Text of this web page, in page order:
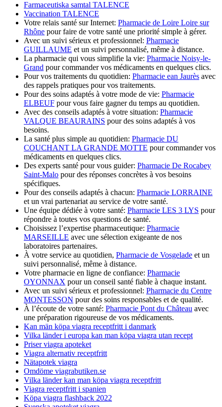
Farmaceutiska samtal TALENCE
Vaccination TALENCE
Votre relais santé sur Internet: Pharmacie de Loire Loire sur
Rhône pour faire de votre santé une priorité simple à gérer.
Avec un suivi sérieux et professionnel: Pharmacie
GUILLAUME et un suivi personnalisé, même à distance.
La pharmacie qui vous simplifie la vie: Pharmacie Noisy-le-
Grand pour commander vos médicaments en quelques clics.
Pour vos traitements du quotidien: Pharmacie ean Jaurès avec
des rappels pratiques pour vos traitements.
Pour des soins adaptés à votre mode de vie: Pharmacie
ELBEUF pour vous faire gagner du temps au quotidien.
Avec des conseils adaptés à votre situation: Pharmacie
VALQUE BEAURAINS pour des soins adaptés à vos
besoins.
La santé plus simple au quotidien: Pharmacie DU
COUCHANT LA GRANDE MOTTE pour commander vos
médicaments en quelques clics.
Des experts santé pour vous guider: Pharmacie De Rocabey
Saint-Malo pour des réponses concrètes à vos besoins
spécifiques.
Pour des conseils adaptés à chacun: Pharmacie LORRAINE
et un vrai partenariat au service de votre santé.
Une équipe dédiée à votre santé: Pharmacie LES 3 LYS pour
répondre à toutes vos questions de santé.
Choisissez l’expertise pharmaceutique: Pharmacie
MARSEILLE avec une sélection exigeante de nos
laboratoires partenaires.
À votre service au quotidien, Pharmacie de Vosgelade et un
suivi personnalisé, même à distance.
Votre pharmacie en ligne de confiance: Pharmacie
OYONNAX pour un conseil santé fiable à chaque instant.
Avec un suivi sérieux et professionnel: Pharmacie du Centre
MONTESSON pour des soins responsables et de qualité.
À l’écoute de votre santé: Pharmacie Pont du Château avec
une préparation rigoureuse de vos médicaments.
Kan män köpa viagra receptfritt i danmark
Vilka länder i europa kan man köpa viagra utan recept
Priser viagra apoteket
Viagra alternativ receptfritt
Nätapotek viagra
Omdöme viagrabutiken.se
Vilka länder kan man köpa viagra receptfritt
Viagra receptfritt i spanien
Köpa viagra flashback 2022